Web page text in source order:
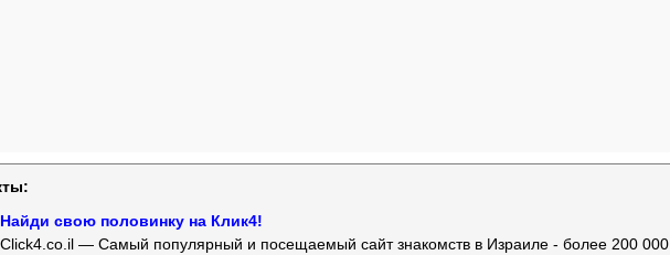
Найди свою половинку на Клик4!
Click4.co.il — Самый популярный и посещаемый сайт знакомств в Израиле - более 200 000